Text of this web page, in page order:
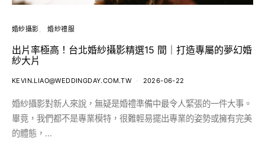
婚紗攝影 婚紗禮服
出片率極高！台北婚紗攝影精選15 間｜打造專屬的夢幻婚
紗大片
KEVIN.LIAO@WEDDINGDAY.COM.TW 2026-06-22
婚紗攝影對新人來說，無疑是婚禮準備中最令人緊張的一件大事。
畢竟，我們都不是專業模特，很難輕易擺出專業的姿勢或擁有完美
的體態，…